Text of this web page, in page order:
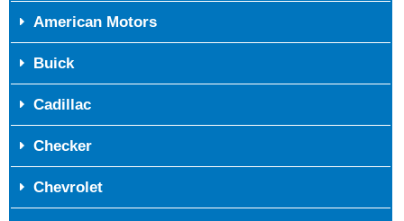
American Motors
Buick
Cadillac
Checker
Chevrolet